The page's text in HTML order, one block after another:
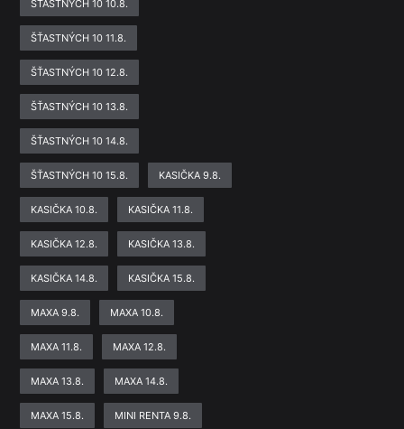
ŠŤASTNÝCH 10 10.8.
ŠŤASTNÝCH 10 11.8.
ŠŤASTNÝCH 10 12.8.
ŠŤASTNÝCH 10 13.8.
ŠŤASTNÝCH 10 14.8.
ŠŤASTNÝCH 10 15.8. KASIČKA 9.8.
KASIČKA 10.8. KASIČKA 11.8.
KASIČKA 12.8. KASIČKA 13.8.
KASIČKA 14.8. KASIČKA 15.8.
MAXA 9.8. MAXA 10.8.
MAXA 11.8. MAXA 12.8.
MAXA 13.8. MAXA 14.8.
MAXA 15.8. MINI RENTA 9.8.